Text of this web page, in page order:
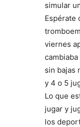
simular
Espérate
viernes
sin bajas
y 4 o 5
Lo que
jugar y
los